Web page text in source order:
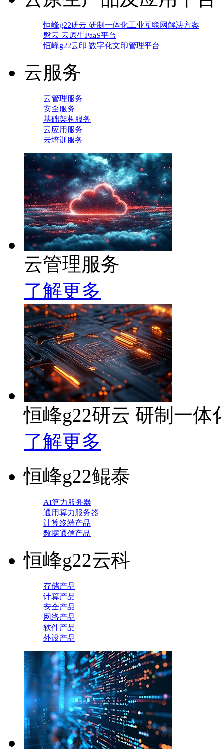
恒峰g22研云 研制一体化工业互联网解决方案
磐云 云原生PaaS平台
恒峰g22云印 数字化文印管理平台
云服务
云管理服务
安全服务
基础架构服务
云应用服务
云培训服务
云管理服务
了解更多
恒峰g22研云 研制一
了解更多
恒峰g22鲲泰
AI算力服务器
通用算力服务器
计算终端产品
数据通信产品
恒峰g22云科
存储产品
计算产品
安全产品
网络产品
软件产品
外设产品